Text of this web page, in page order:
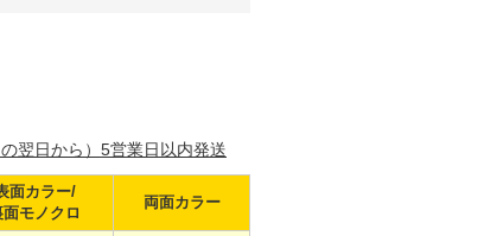
の翌日から）5営業日以内発送
面カラー/
面モノクロ
両面カラー